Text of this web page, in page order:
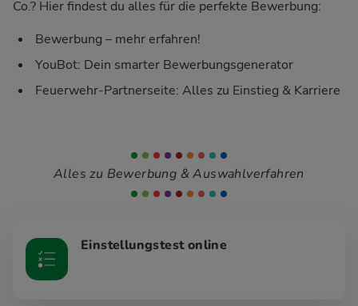
Co.? Hier findest du alles für die perfekte Bewerbung:
Bewerbung – mehr erfahren!
YouBot: Dein smarter Bewerbungsgenerator
Feuerwehr-Partnerseite: Alles zu Einstieg & Karriere
Alles zu Bewerbung & Auswahlverfahren
Einstellungstest online